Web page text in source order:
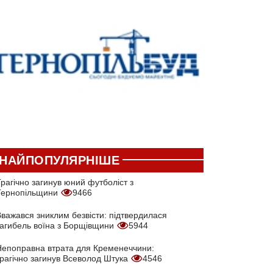
загинув юний футболіст з
9466
зниклим безвісти: підтвердилася
воїна з Борщівщини
5944
втрата для Кременеччини:
загинув Всеволод Штука
4546